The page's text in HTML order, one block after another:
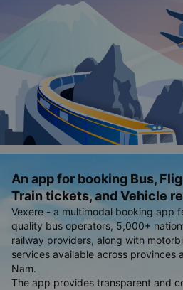
An app for booking Bus,
Train tickets, and Vehicle
Vexere - a multimodal booking app
quality bus operators, 5,000+
railway providers, along with
services available across provinces
Nam.
The app provides transparent and